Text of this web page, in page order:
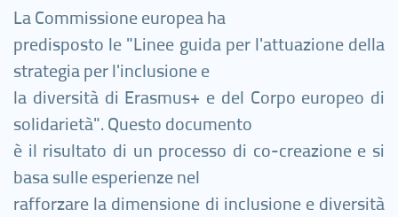
La Commissione europea ha
predisposto le "Linee guida per l'attuazione della
strategia per l'inclusione e
la diversità di Erasmus+ e del Corpo europeo di
solidarietà". Questo documento
è il risultato di un processo di co-creazione e si
basa sulle esperienze nel
rafforzare la dimensione di inclusione e diversità